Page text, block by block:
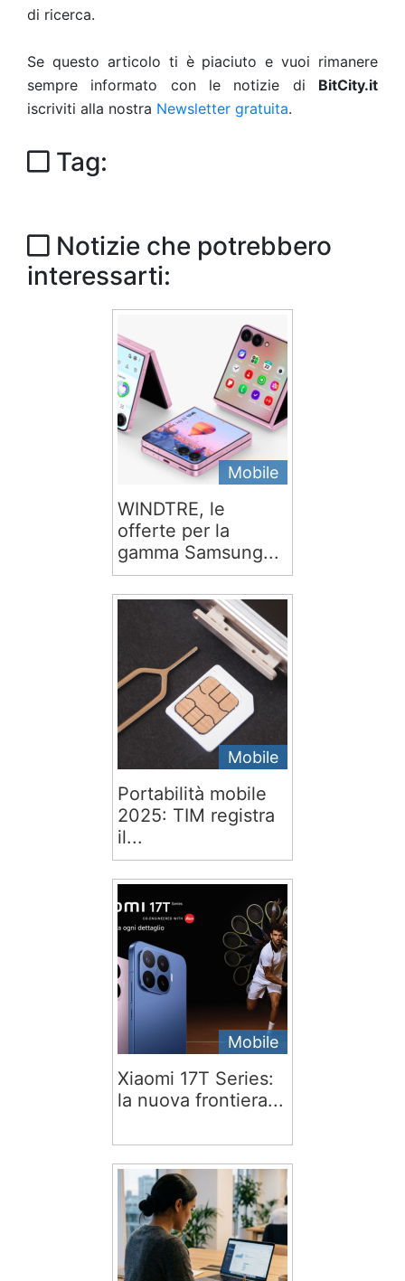
di ricerca.
Se questo articolo ti è piaciuto e vuoi rimanere
sempre informato con le notizie di BitCity.it
iscriviti alla nostra Newsletter gratuita.
Tag:
Notizie che potrebbero
interessarti:
Mobile
WINDTRE, le
offerte per la
gamma Samsung...
Mobile
Portabilità mobile
2025: TIM registra
il...
Mobile
Xiaomi 17T Series:
la nuova frontiera...